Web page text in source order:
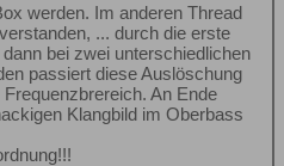
werden. Im anderen Thread
... durch die erste
bei zwei unterschiedlichen
passiert diese Auslöschung
An Ende
Klangbild im Oberbass